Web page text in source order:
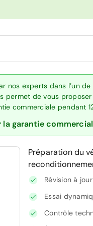
nos experts dans l’un
permet de vous
commerciale pendant
la garantie
Préparation du
Révision à jour
Essai
Contrôle